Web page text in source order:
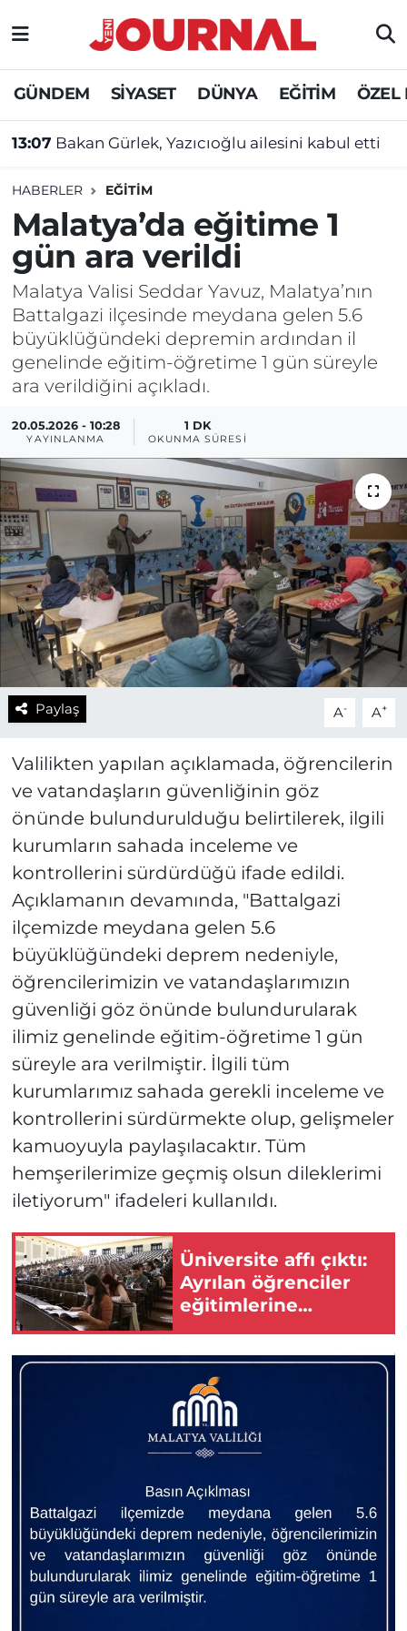
GÜNDEM SİYASET DÜNYA EĞİTİM ÖZEL
13:07 Bakan Gürlek, Yazıcıoğlu ailesini kabul etti
HABERLER EĞİTİM
Malatya’da eğitime 1
gün ara verildi
Malatya Valisi Seddar Yavuz, Malatya’nın
Battalgazi ilçesinde meydana gelen 5.6
büyüklüğündeki depremin ardından il
genelinde eğitim-öğretime 1 gün süreyle
ara verildiğini açıkladı.
20.05.2026 - 10:28
YAYINLANMA
1 DK
OKUNMA SÜRESI
Paylaş A- A+
Valilikten yapılan açıklamada, öğrencilerin
ve vatandaşların güvenliğinin göz
önünde bulundurulduğu belirtilerek, ilgili
kurumların sahada inceleme ve
kontrollerini sürdürdüğü ifade edildi.
Açıklamanın devamında, "Battalgazi
ilçemizde meydana gelen 5.6
büyüklüğündeki deprem nedeniyle,
öğrencilerimizin ve vatandaşlarımızın
güvenliği göz önünde bulundurularak
ilimiz genelinde eğitim-öğretime 1 gün
süreyle ara verilmiştir. İlgili tüm
kurumlarımız sahada gerekli inceleme ve
kontrollerini sürdürmekte olup, gelişmeler
kamuoyuyla paylaşılacaktır. Tüm
hemşerilerimize geçmiş olsun dileklerimi
iletiyorum" ifadeleri kullanıldı.
Üniversite affı çıktı:
Ayrılan öğrenciler
eğitimlerine
GÜNDEM
SİYASET
DÜNYA
EĞİTİM
ÖZEL HABER
Nöbetçi Eczaneler
Hava Durumu
Süper Lig Puan Durumu ve Fikstür
Tüm Manşetler
Son Dakika Haberleri
Haber Arşivi